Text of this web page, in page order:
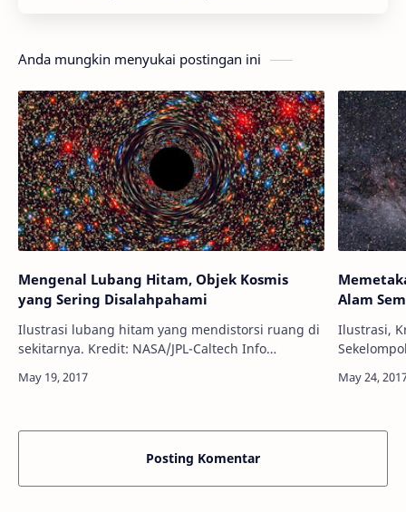
Anda mungkin menyukai postingan ini
Mengenal Lubang Hitam, Objek Kosmis
yang Sering Disalahpahami
Ilustrasi lubang hitam yang mendistorsi ruang di
sekitarnya. Kredit: NASA/JPL-Caltech Info
hitam? Lubang hitam mungkin te…
Alam
Ilustrasi, Kredit:
Posting Komentar